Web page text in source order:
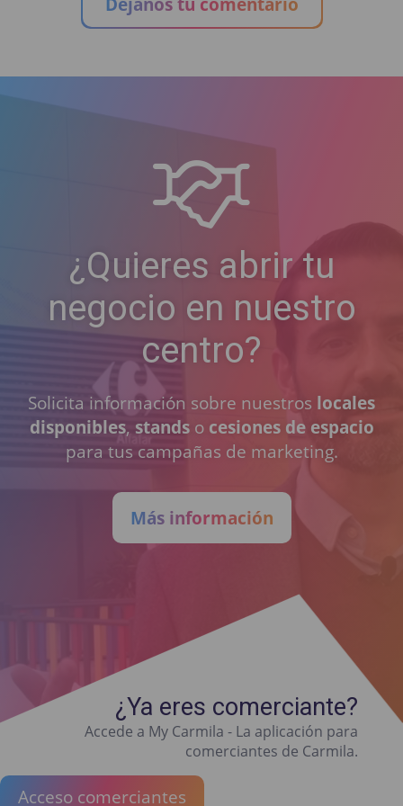
¿Quieres abrir tu
negocio en nuestro
centro?
Solicita información sobre nuestros locales
disponibles, standso cesiones de espacio
para tus campañas de marketing.
Más información
¿Ya eres comerciante?
Accede a My Carmila - La aplicación para
comerciantes de Carmila.
Acceso comerciantes